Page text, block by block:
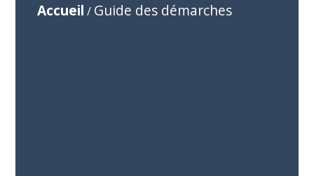
Accueil / Guide des démarches